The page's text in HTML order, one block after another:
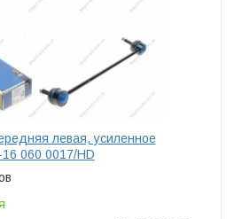
левая, усиленное
060 0017/HD